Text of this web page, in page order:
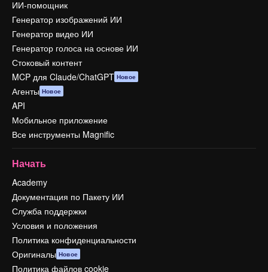
ИИ-помощник
Генератор изображений ИИ
Генератор видео ИИ
Генератор голоса на основе ИИ
Стоковый контент
MCP для Claude/ChatGPT Новое
Агенты Новое
API
Мобильное приложение
Все инструменты Magnific
Начать
Academy
Документация по Пакету ИИ
Служба поддержки
Условия и положения
Политика конфиденциальности
Оригиналы Новое
Политика файлов cookie